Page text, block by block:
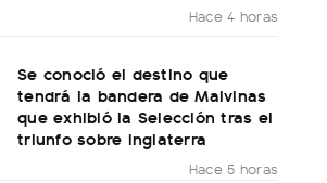
Hace 4 horas
Se conoció el destino que
tendrá la bandera de Malvinas
que exhibió la Selección tras el
triunfo sobre Inglaterra
Hace 5 horas